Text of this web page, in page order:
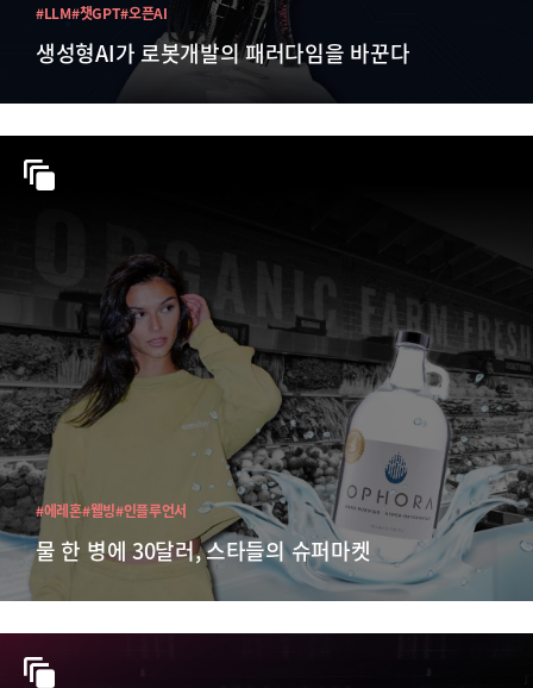
생성형AI가 로봇개발의 패러다임을 바꾼다
#LLM#챗GPT#오픈AI
물 한 병에 30달러, 스타들의 슈퍼마켓
#에레혼#웰빙#인플루언서